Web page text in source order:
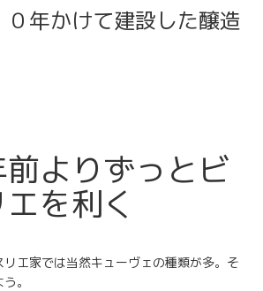
０年かけて建設した醸造
前よりずっとビ
を利く
リエ家では当然キューヴェの種類が多。そ
。